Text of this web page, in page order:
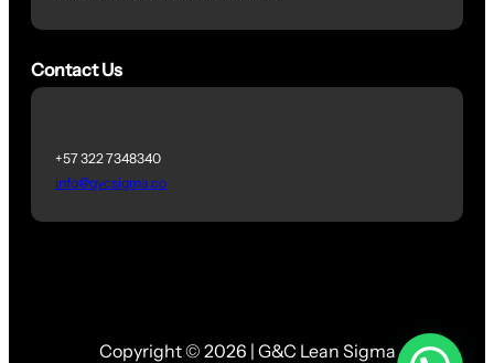
Contact Us
+57 322 7348340
info@gycsigma.co
Copyright © 2026 | G&C Lean Sigma